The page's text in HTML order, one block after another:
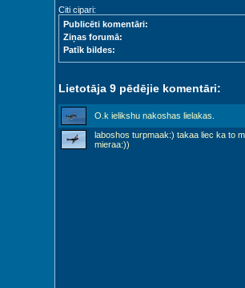
Citi cipari:
Publicēti komentāri:
Ziņas forumā:
Patīk bildes:
Lietotāja 9 pēdējie komentāri:
O.k ielikshu nakoshas lielakas.
laboshos turpmaak:) takaa liec ka to
mieraa:))